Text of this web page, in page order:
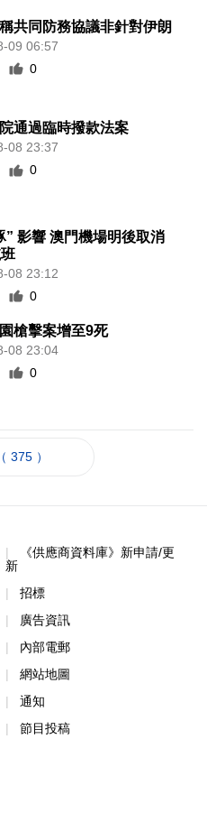
共同防務協議非針對伊朗
09 06:57
0
通過臨時撥款法案
08 23:37
0
” 影響 澳門機場明後取消
08 23:12
0
槍擊案增至9死
08 23:04
0
375 ）
《供應商資料庫》新申請/更
新
招標
廣告資訊
內部電郵
網站地圖
通知
節目投稿